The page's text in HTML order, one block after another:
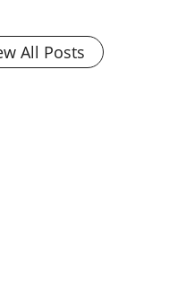
All Posts